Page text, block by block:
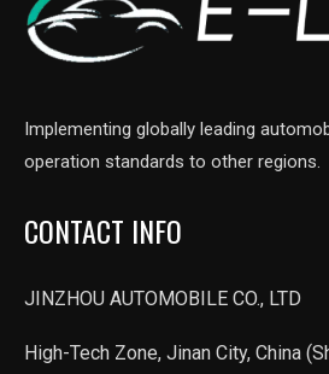
Implementing globally leading
operation standards to other regions.
CONTACT INFO
JINZHOU AUTOMOBILE CO., LTD
High-Tech Zone, Jinan City, China